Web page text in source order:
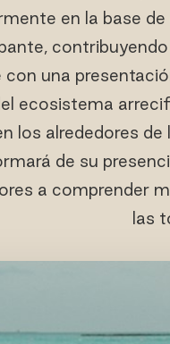
en la base de
con una
ecosistema
los alrededores de
de su
a comprender
las